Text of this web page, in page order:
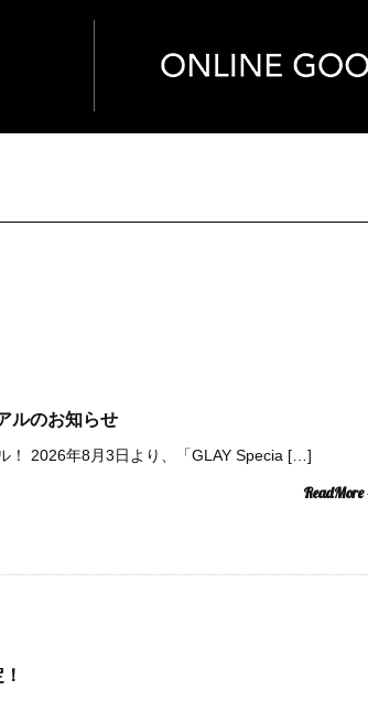
ルのお知らせ
！ 2026年8月3日より、「GLAY Specia […]
ReadMore